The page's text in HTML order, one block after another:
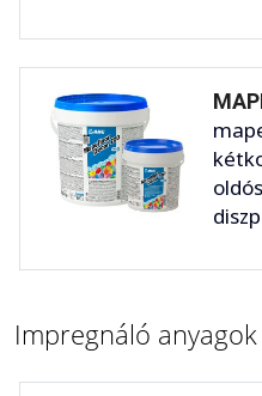
Impregnáló anyagok